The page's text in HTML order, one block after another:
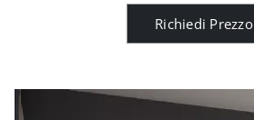
Richiedi Prezzo